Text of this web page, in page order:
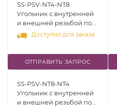
SS-PSV-NT4-NT8
Угольник с внутренней
и внешней резьбой под
45°, [NPT 1/4" - NPT 1/2"],
нерж.сталь 316
Доступно для заказа
ОТПРАВИТЬ ЗАПРОС
SS-PSV-NT8-NT4
Угольник с внутренней
и внешней резьбой под